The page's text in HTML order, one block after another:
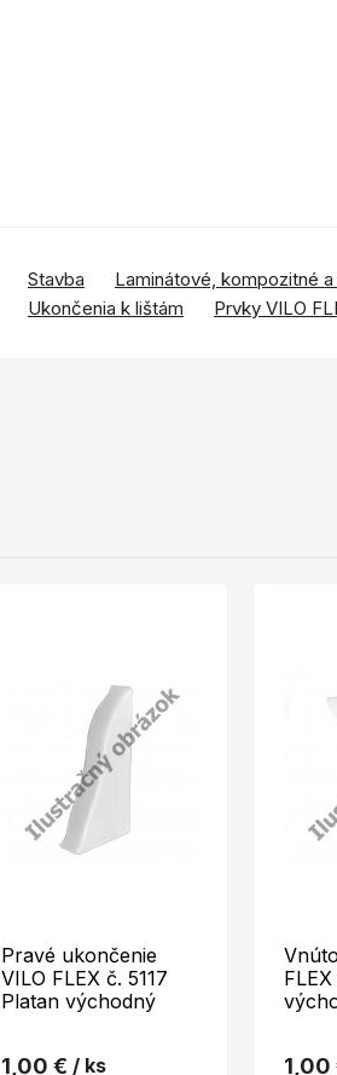
Stavba Laminátové, kompozitné
Ukončenia k lištám
Prvky VILO
Pravé ukončenie
VILO FLEX č. 5117
Platan východný
1,00 € / ks 1,00